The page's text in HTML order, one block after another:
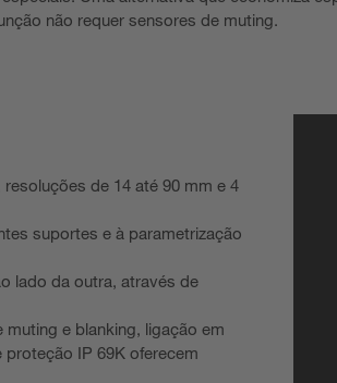
não requer sensores de muting.
de 14 até 90 mm e 4
suportes e à parametrização
lado da outra, através de
e blanking, ligação em
IP 69K oferecem